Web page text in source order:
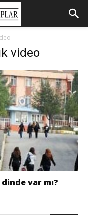
video
var mı?